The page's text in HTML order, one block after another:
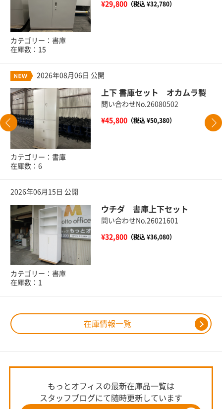
在庫情報一覧
¥29,800（税込 ¥32,780）
カテゴリー：書庫
在庫数：15
2026年08月06日 公開
上下 書庫セット オカムラ製
問い合わせNo.26080502
¥45,800（税込 ¥50,380）
カテゴリー：書庫
在庫数：6
2026年06月15日 公開
ウチダ 書庫上下セット
問い合わせNo.26021601
¥32,800（税込 ¥36,080）
カテゴリー：書庫
在庫数：1
もっとオフィスの最新在庫品一覧は
スタッフブログにて随時更新しています